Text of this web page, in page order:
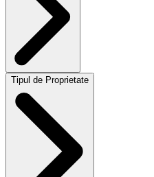
Tipul de Proprietate